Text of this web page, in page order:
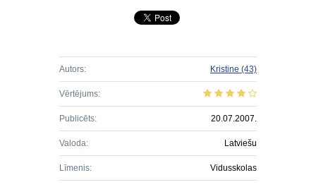
Autors: Kristine (43)
Vērtējums:
Publicēts: 20.07.2007.
Valoda: Latviešu
Līmenis: Vidusskolas